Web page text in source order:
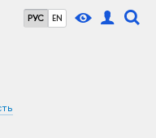
РУС EN